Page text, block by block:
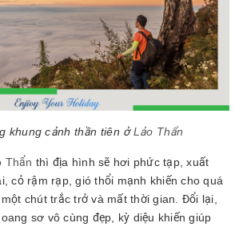
khung cảnh thần tiên ởLảo Thẩn
Thẩn thì địa hình sẽ hơi phức tạp, xuất
cỏ rậm rạp, gió thổi mạnh khiến cho quá
chút trắc trở và mất thời gian. Đổi lại,
sơ vô cùng đẹp, kỳ diệu khiến giúp